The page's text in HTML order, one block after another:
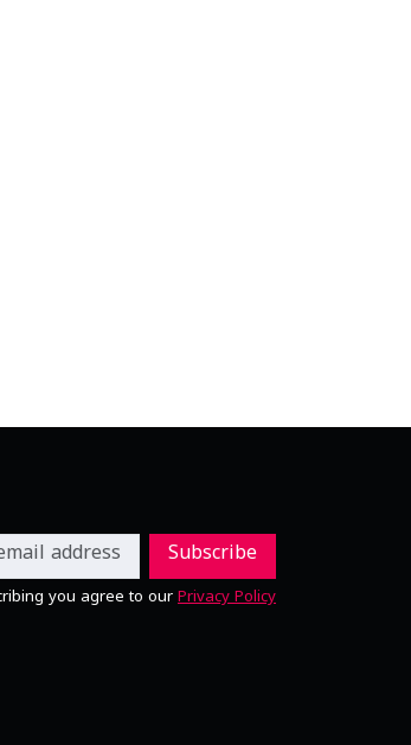
Subscribe
you agree to our Privacy Policy